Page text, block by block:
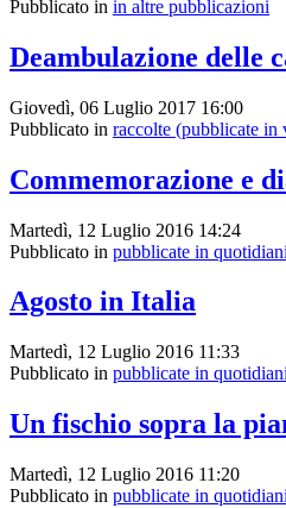
Pubblicato in in altre pubblicazioni
Deambulazione delle
Giovedì, 06 Luglio 2017 16:00
Pubblicato in raccolte (pubblicate in
Commemorazione e
Martedì, 12 Luglio 2016 14:24
Pubblicato in pubblicate in
Agosto in Italia
Martedì, 12 Luglio 2016 11:33
Pubblicato in pubblicate in
Un fischio sopra la
Martedì, 12 Luglio 2016 11:20
Pubblicato in pubblicate in